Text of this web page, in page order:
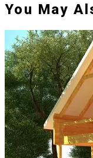
You May